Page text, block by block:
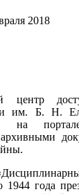
2018
центр
им. Б. Н.
на
1944 года